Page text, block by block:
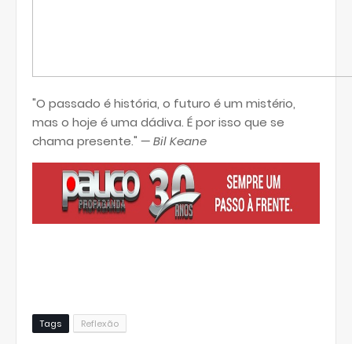
"O passado é história, o futuro é um mistério,
mas o hoje é uma dádiva. É por isso que se
chama presente." — Bil Keane
Tags Reflexão